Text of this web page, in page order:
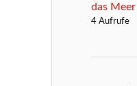
4 Aufrufe